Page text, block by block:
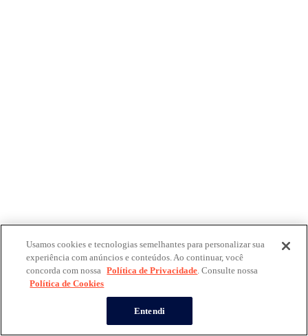
Usamos cookies e tecnologias semelhantes para personalizar sua
experiência com anúncios e conteúdos. Ao continuar, você
concorda com nossa Política de Privacidade. Consulte nossa
Política de Cookies
Entendi